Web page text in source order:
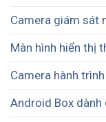
Camera giám sát
Màn hình hiển thị
Camera hành
Android Box dành